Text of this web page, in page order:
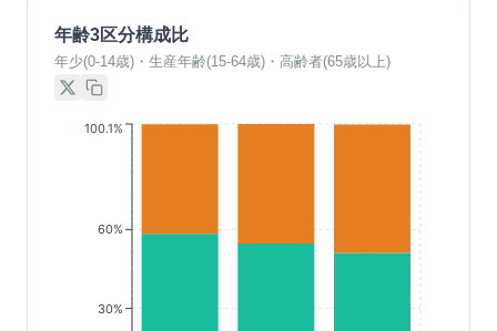
年齢3区分構成比
年少(0-14歳)・生産年齢(15-64歳)・高齢者(65歳以上)
30%
60%
100.1%